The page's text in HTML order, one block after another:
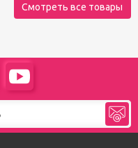
Смотреть все товары